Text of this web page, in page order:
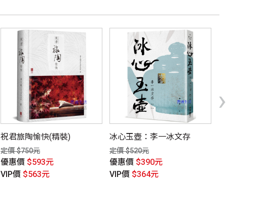
祝君旅陶愉快(精裝)
定價 $750元
優惠價 $593元
VIP價 $563元
冰心玉壺：李一冰文存
定價 $520元
優惠價 $390元
VIP價 $364元
›